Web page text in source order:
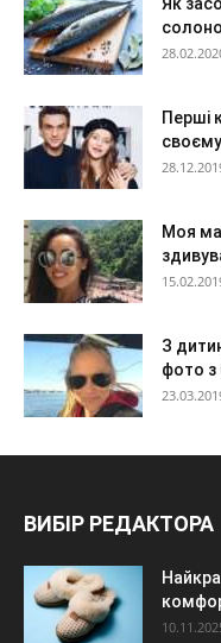
Перші
Моя
З
фото з
ВИБІР РЕДАКТОРА